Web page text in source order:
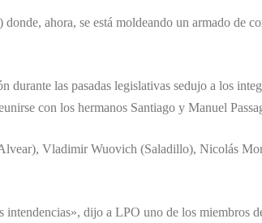
ahora, se está moldeando un armado de
durante las pasadas legislativas sedujo a los
con los hermanos Santiago y Manuel
Vladimir Wuovich (Saladillo), Nicolás
dijo a LPO uno de los miembros